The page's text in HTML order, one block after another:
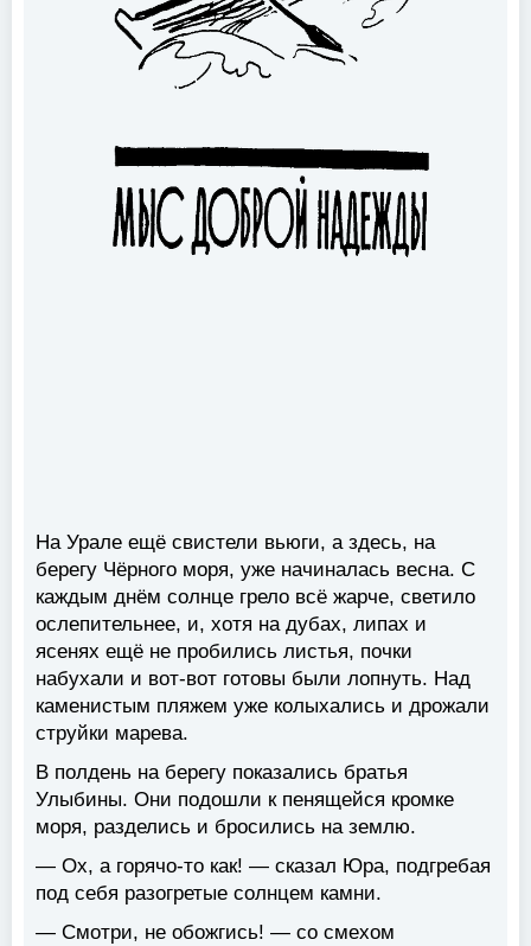
На Урале ещё свистели вьюги, а здесь, на
берегу Чёрного моря, уже начиналась весна. С
каждым днём солнце грело всё жарче, светило
ослепительнее, и, хотя на дубах, липах и
ясенях ещё не пробились листья, почки
набухали и вот-вот готовы были лопнуть. Над
каменистым пляжем уже колыхались и дрожали
струйки марева.
В полдень на берегу показались братья
Улыбины. Они подошли к пенящейся кромке
моря, разделись и бросились на землю.
— Ох, а горячо-то как! — сказал Юра, подгребая
под себя разогретые солнцем камни.
— Смотри, не обожгись! — со смехом